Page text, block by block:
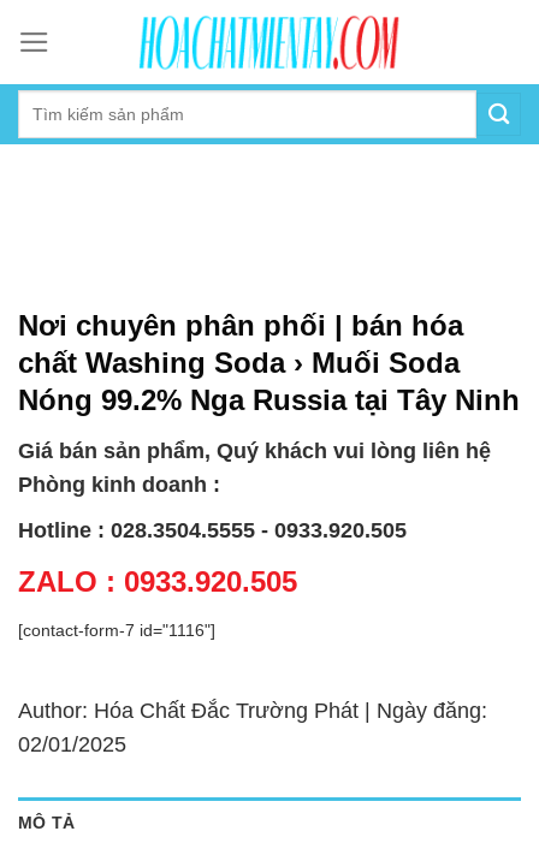
content
Nơi chuyên phân phối | bán hóa
chất Washing Soda › Muối Soda
Nóng 99.2% Nga Russia tại Tây Ninh
Giá bán sản phẩm, Quý khách vui lòng liên hệ
Phòng kinh doanh :
Hotline : 028.3504.5555 - 0933.920.505
ZALO : 0933.920.505
[contact-form-7 id="1116"]
Author: Hóa Chất Đắc Trường Phát | Ngày đăng:
02/01/2025
MÔ TẢ